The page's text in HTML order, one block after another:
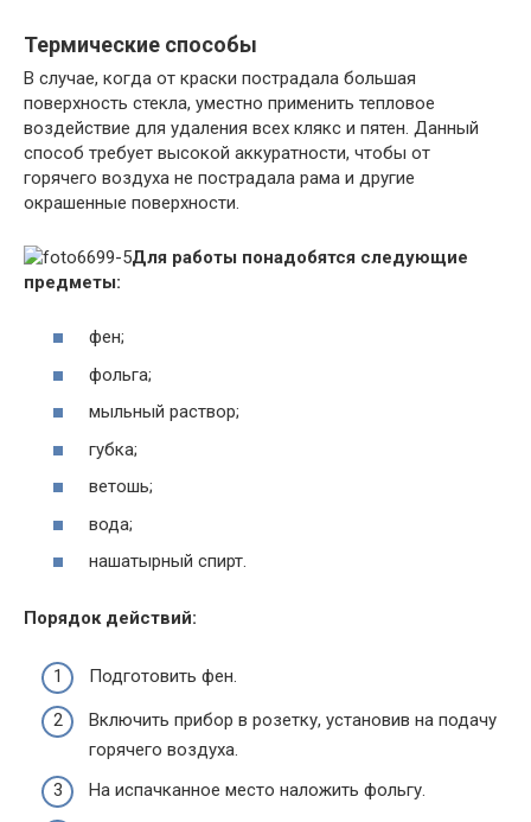
Термические способы
В случае, когда от краски пострадала большая
поверхность стекла, уместно применить тепловое
воздействие для удаления всех клякс и пятен. Данный
способ требует высокой аккуратности, чтобы от
горячего воздуха не пострадала рама и другие
окрашенные поверхности.
Для работы понадобятся следующие
предметы:
фен;
фольга;
мыльный раствор;
губка;
ветошь;
вода;
нашатырный спирт.
Порядок действий:
Подготовить фен.
Включить прибор в розетку, установив на подачу
горячего воздуха.
На испачканное место наложить фольгу.